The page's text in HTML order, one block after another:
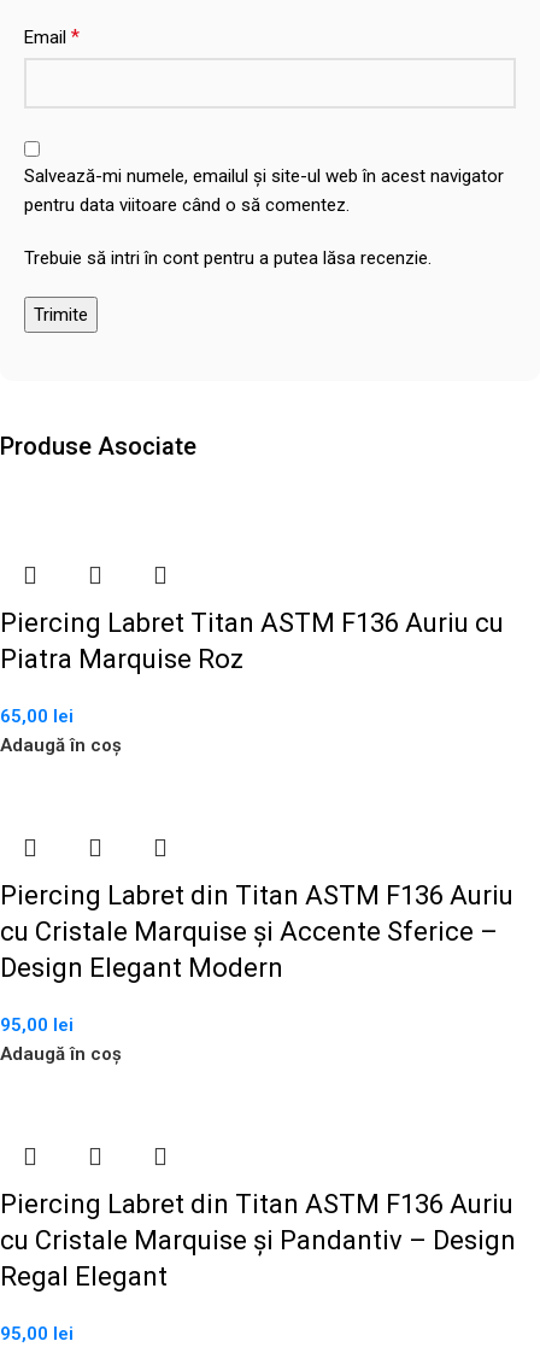
Email *
Salvează-mi numele, emailul și site-ul web în acest navigator
pentru data viitoare când o să comentez.
Trebuie să intri în cont pentru a putea lăsa recenzie.
Produse Asociate
Piercing Labret Titan ASTM F136 Auriu cu
Piatra Marquise Roz
65,00 lei
Adaugă în coș
Piercing Labret din Titan ASTM F136 Auriu
cu Cristale Marquise și Accente Sferice –
Design Elegant Modern
95,00 lei
Adaugă în coș
Piercing Labret din Titan ASTM F136 Auriu
cu Cristale Marquise și Pandantiv – Design
Regal Elegant
95,00 lei